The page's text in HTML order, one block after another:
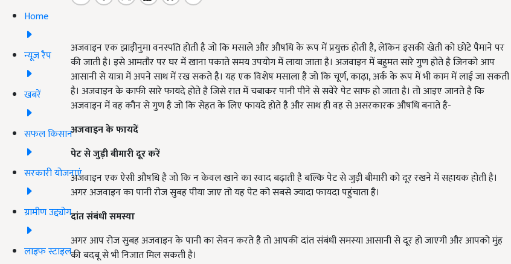
Home
न्यूज़ रैप
खबरें
सफल किसान
सरकारी योजनाएं
ग्रामीण उद्द्योग
लाइफ स्टाइल
अजवाइन एक झाड़ीनुमा वनस्पति होती है जो कि मसाले और औषधि के रूप में प्रयुक्त होती है, लेकिन इसकी खेती को छोटे पैमाने पर
की जाती है। इसे आमतौर पर घर में खाना पकाते समय उपयोग में लाया जाता है। अजवाइन में बहुमत सारे गुण होते है जिनको आप
आसानी से यात्रा में अपने साथ में रख सकते है। यह एक विशेष मसाला है जो कि चूर्ण, काढ़ा, अर्क के रूप में भी काम में लाई जा सकती
है। अजवाइन के काफी सारे फायदे होते है जिसे रात में चबाकर पानी पीने से सवेरे पेट साफ हो जाता है। तो आइए जानते है कि
अजवाइन में वह कौन से गुण है जो कि सेहत के लिए फायदे होते है और साथ ही वह से असरकारक औषधि बनाते है-
अजवाइन के फायदें
पेट से जुड़ी बीमारी दूर करें
अजवाइन एक ऐसी औषधि है जो कि न केवल खाने का स्वाद बढ़ाती है बल्कि पेट से जुड़ी बीमारी को दूर रखने में सहायक होती है।
अगर अजवाइन का पानी रोज सुबह पीया जाए तो यह पेट को सबसे ज्यादा फायदा पहुंचाता है।
दांत संबंधी समस्या
अगर आप रोज सुबह अजवाइन के पानी का सेवन करते है तो आपकी दांत संबंधी समस्या आसानी से दूर हो जाएगी और आपको मुंह
की बदबू से भी निजात मिल सकती है।